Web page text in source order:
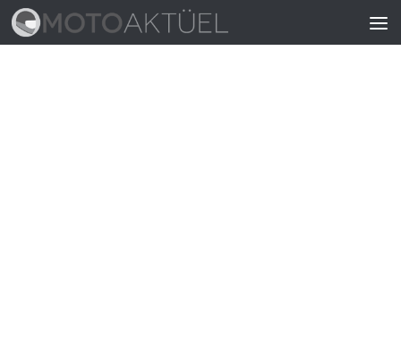
Skip to content